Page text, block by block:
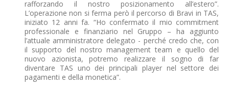
rafforzando il nostro posizionamento all’estero”.
L’operazione non si ferma però il percorso di Bravi in TAS,
iniziato 12 anni fa. “Ho confermato il mio commitment
professionale e finanziario nel Gruppo – ha aggiunto
l’attuale amministratore delegato - perché credo che, con
il supporto del nostro management team e quello del
nuovo azionista, potremo realizzare il sogno di far
diventare TAS uno dei principali player nel settore dei
pagamenti e della monetica”.